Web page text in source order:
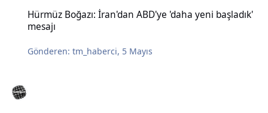
Hürmüz Boğazı: İran'dan ABD'ye 'daha yeni başladık'
mesajı
Gönderen:tm_haberci, 5 Mayıs